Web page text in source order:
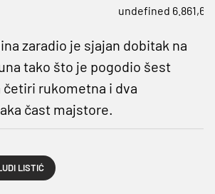
undefined 6.861,66
zaradio je sjajan dobitak na
tako što je pogodio šest
četiri rukometna i dva
čast majstore.
LISTIĆ